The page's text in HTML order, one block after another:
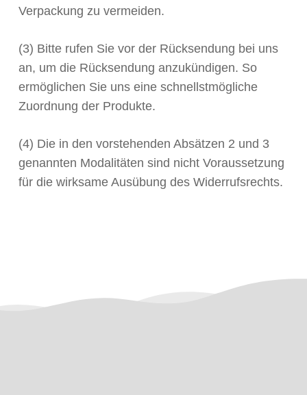
Verpackung zu vermeiden.
(3) Bitte rufen Sie vor der Rücksendung bei uns
an, um die Rücksendung anzukündigen. So
ermöglichen Sie uns eine schnellstmögliche
Zuordnung der Produkte.
(4) Die in den vorstehenden Absätzen 2 und 3
genannten Modalitäten sind nicht Voraussetzung
für die wirksame Ausübung des Widerrufsrechts.